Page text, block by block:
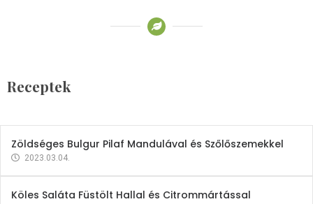
Receptek
2023.03.06.
Zöldséges Bulgur Pilaf Mandulával és Szőlőszemekkel
2023.03.04.
Köles Saláta Füstölt Hallal és Citrommártással